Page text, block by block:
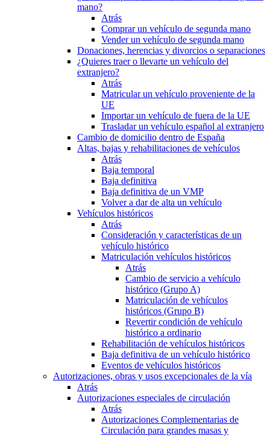
mano?
Atrás
Comprar un vehículo de segunda mano
Vender un vehículo de segunda mano
Donaciones, herencias y divorcios o separaciones
¿Quieres traer o llevarte un vehículo del
extranjero?
Atrás
Matricular un vehículo proveniente de la
UE
Importar un vehículo de fuera de la UE
Trasladar un vehículo español al extranjero
Cambio de domicilio dentro de España
Altas, bajas y rehabilitaciones de vehículos
Atrás
Baja temporal
Baja definitiva
Baja definitiva de un VMP
Volver a dar de alta un vehículo
Vehículos históricos
Atrás
Consideración y características de un
vehículo histórico
Matriculación vehículos históricos
Atrás
Cambio de servicio a vehículo
histórico (Grupo A)
Matriculación de vehículos
históricos (Grupo B)
Revertir condición de vehículo
histórico a ordinario
Rehabilitación de vehículos históricos
Baja definitiva de un vehículo histórico
Eventos de vehículos históricos
Autorizaciones, obras y usos excepcionales de la vía
Atrás
Autorizaciones especiales de circulación
Atrás
Autorizaciones Complementarias de
Circulación para grandes masas y